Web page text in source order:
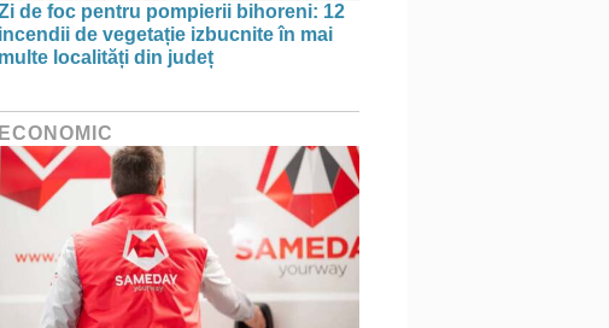
de foc pentru pompierii bihoreni: 12
incendii de vegetație izbucnite în mai
multe localități din județ
ECONOMIC